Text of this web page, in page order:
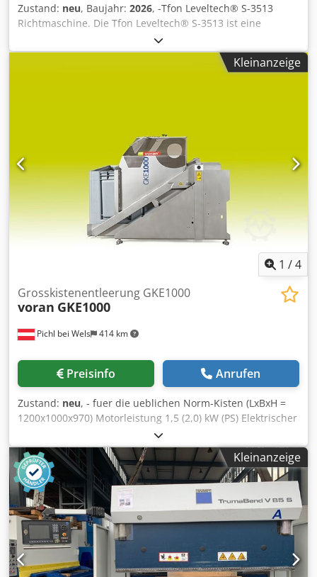
Arbeitsspeicher - 15" Touch Bildschirm - Netzwerkfähig -
Teleservice über analogen Telefonanschluss Bedienung -
Bedienpult mit LCD Tastenfeld, Fußschalter Not-Auf, Ab
und Not-Aus - Kommunikationsschiene für den Einsatz von
BendGuard + zusätzlicher Fußschalter + 2stk.
Auflagekonsole + 1stk. MobileConrol + ACB vorbereitet
Zustand: neu, Baujahr: 2026, -Tfon Leveltech® S-3513
Richtmaschine. Die Tfon Leveltech® S-3513 ist eine
Präzisionsrichtmaschine, die für ultradünne Materialien
optimiert ist und fortschrittliche elektromechanische
Steuerungen mit einfacher Bedienung für gleichbleibend
Richtwalzen: Standard. Einstellen des Richtspalts:
elektromechanisch / PC-gesteuert.
Maschinenabmessungen (L × B × H): 2.685 × 1.585 × 1.820
mm. Gesamtgewicht: 5.000 kg.
Kleinanzeige
1 /4
Pichl bei Wels 414 km
Grosskistenentleerung GKE1000
voran GKE1000
Preisinfo Anrufen
Zustand: neu, - fuer die ueblichen Norm-Kisten (LxBxH =
1200x1000x970) Motorleistung 1,5 (2,0) kW (PS) Elektrischer
Anschluss 400V 50Hz (3 Phasen) Elektrische Absicherung
16 A Laenge 1670 mm Breite 1460 mm Hoehe 1280 mm
Hoehe Annahme 850 mm Dcsdpfx Ajb I Sx Eepvok Gewicht
350 kg Material 1.4301 / AISI 304 Hubkraft bis zu 550kg /
Kiste Dauer je Schwenkvorgang 15 sec. Hoehe
Maischeabgabe 900 mm Breite Obstabgabe 500 mm
Kleinanzeige